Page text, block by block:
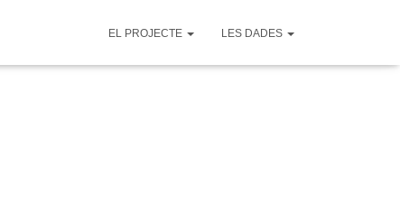
EL PROJECTE LES DADES